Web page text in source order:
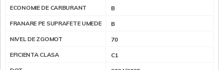
ECONOMIE DE CARBURANT B
FRANARE PE SUPRAFETE UMEDE B
NIVEL DE ZGOMOT 70
EFICIENTA CLASA C1